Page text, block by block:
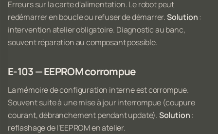
Erreurs sur la carte d'alimentation. Le robot peut
redémarrer en boucle ou refuser de démarrer.Solution:
intervention atelier obligatoire. Diagnostic au banc,
souvent réparation au composant possible.
E-103 — EEPROM corrompue
La mémoire de configuration interne est corrompue.
Souvent suite à une mise à jour interrompue (coupure
courant, débranchement pendant update).Solution:
reflashage de l'EEPROM en atelier.